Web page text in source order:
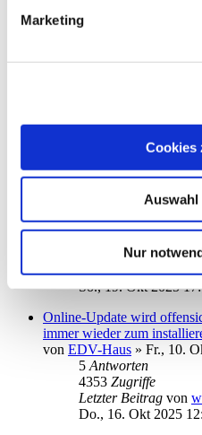
Marketing
Cookies
Auswahl
Nur
3122
Letzter Beitrag
3Antworten
Zugriffe
Mi., 22. Okt 2025
Neuinstallation ohne
vonlimburgerbub»So.,
Zugriffe
Letzter Beitragvon
So., 19. Okt 2025
Online-Update wird
immer wieder zum
von EDV-Haus » Fr., 10.
5 Antworten
4353 Zugriffe
Letzter Beitrag von
Do., 16. Okt 2025